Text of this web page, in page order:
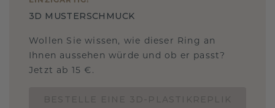
3D MUSTERSCHMUCK
Wollen Sie wissen, wie dieser Ring an
Ihnen aussehen würde und ob er passt?
Jetzt ab 15 €.